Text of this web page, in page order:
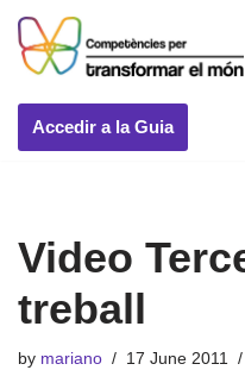
Skip
content
Accedir a la Guia
Video
treball
by mariano 17 June 2011